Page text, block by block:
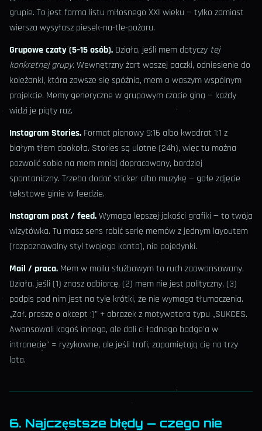
grupie. To jest forma listu miłosnego XXI wieku — tylko zamiast
wiersza wysyłasz piesek-na-tle-pożaru.
Grupowe czaty (5–15 osób). Działa, jeśli mem dotyczy tej
konkretnej grupy. Wewnętrzny żart waszej paczki, odniesienie do
koleżanki, która zawsze się spóźnia, mem o waszym wspólnym
projekcie. Memy generyczne w grupowym czacie giną — każdy
widzi je piąty raz.
Instagram Stories. Format pionowy 9:16 albo kwadrat 1:1 z
białym tłem dookoła. Stories są ulotne (24h), więc tu można
pozwolić sobie na mem mniej dopracowany, bardziej
spontaniczny. Trzeba dodać sticker albo muzykę — gołe zdjęcie
tekstowe ginie w feedzie.
Instagram post / feed.Wymaga lepszej jakości grafiki — to twoja
wizytówka. Tu masz sens robić serię memów z jednym layoutem
(rozpoznawalny styl twojego konta), nie pojedynki.
Mail / praca. Mem w mailu służbowym to ruch zaawansowany.
Działa, jeśli (1) znasz odbiorcę, (2) mem nie jest polityczny, (3)
podpis pod nim jest na tyle krótki, że nie wymaga tłumaczenia.
„Zał. proszę o akcept :)" + obrazek z motywatora typu „SUKCES.
Awansowali kogoś innego, ale dali ci ładnego badge'a w
intranecie" = ryzykowne, ale jeśli trafi, zapamiętają cię na trzy
lata.
6. Najczęstsze błędy — czego nie